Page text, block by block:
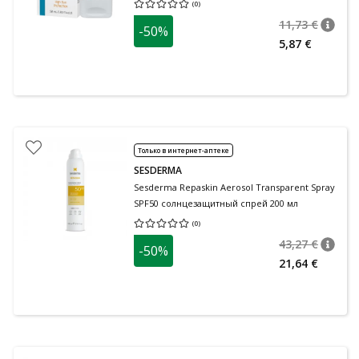
(0)
Средняя оценка 0.00
-50% 11,73 €
5,87 €
Только в интернет-аптеке
SESDERMA
Sesderma Repaskin Aerosol Transparent Spray
SPF50 солнцезащитный спрей 200 мл
(0)
Средняя оценка 0.00
-50% 43,27 €
21,64 €